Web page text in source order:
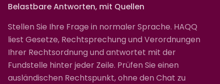
Belastbare Antworten, mit Quellen
Stellen Sie Ihre Frage in normaler Sprache. HAQQ
liest Gesetze, Rechtsprechung und Verordnungen
Ihrer Rechtsordnung und antwortet mit der
Fundstelle hinter jeder Zeile. Prüfen Sie einen
ausländischen Rechtspunkt, ohne den Chat zu